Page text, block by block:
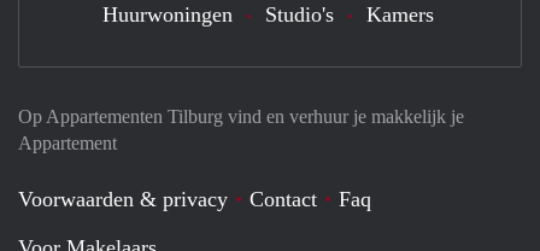
Op Appartementen Tilburg vind en verhuur je makkelijk je
Appartement
Voorwaarden & privacy Contact
Faq
Huurwoningen Studio's Kamers